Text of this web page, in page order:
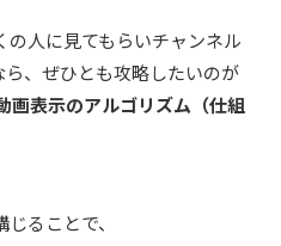
人に見てもらいチャンネル
、ぜひとも攻略したいのが
画表示のアルゴリズム（仕組
ることで、